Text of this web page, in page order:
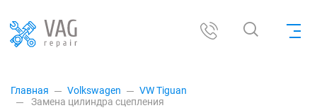
Главная Volkswagen
VW Tiguan
Замена цилиндра сцепления